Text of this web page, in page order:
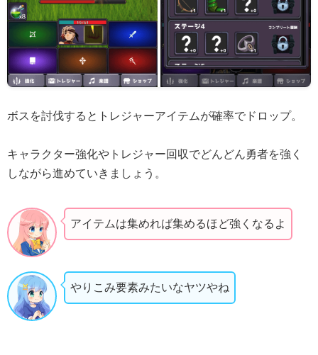
ボスを討伐するとトレジャーアイテムが確率でドロップ。
キャラクター強化やトレジャー回収でどんどん勇者を強く
しながら進めていきましょう。
アイテムは集めれば集めるほど強くなるよ
やりこみ要素みたいなヤツやね